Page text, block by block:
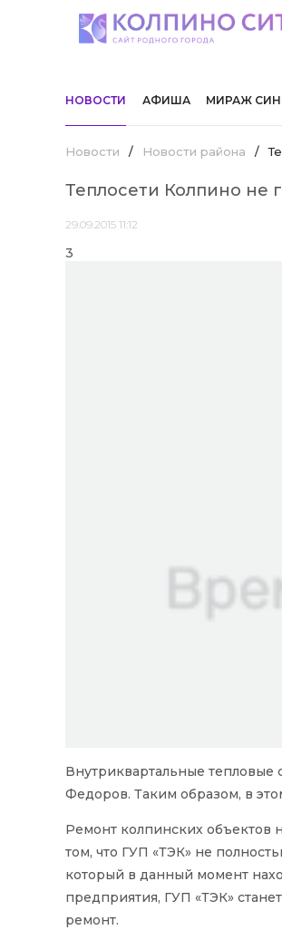
НОВОСТИ АФИША МИРАЖ
Новости / Новости района /
Теплосети Колпино не
29.09.2015 11:12
3
Внутриквартальные тепловые
Федоров. Таким образом, в
Ремонт колпинских объектов
том, что ГУП «ТЭК» не
который в данный момент
предприятия, ГУП «ТЭК»
ремонт.